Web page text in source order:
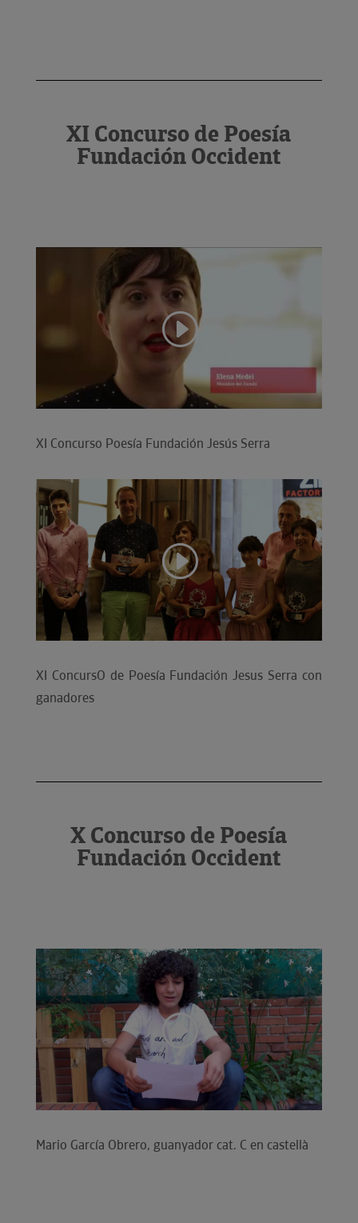
XI Concurso de Poesía
Fundación Occident
XI Concurso Poesía Fundación Jesús Serra
XI ConcursO de Poesía Fundación Jesus Serra con
ganadores
X Concurso de Poesía
Fundación Occident
Mario García Obrero, guanyador cat. C en castellà